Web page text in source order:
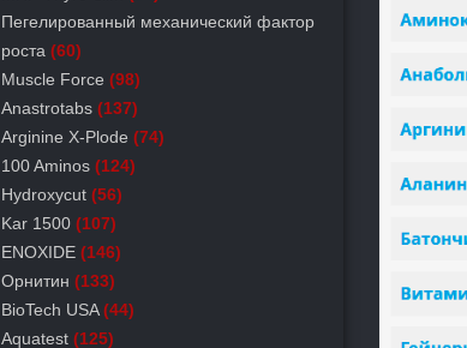
Пегелированный механический фактор
роста (60)
Muscle Force (98)
Anastrotabs (137)
Arginine X-Plode (74)
100 Aminos (124)
Hydroxycut (56)
Kar 1500 (107)
ENOXIDE (146)
Орнитин (133)
BioTech USA (44)
Aquatest (125)